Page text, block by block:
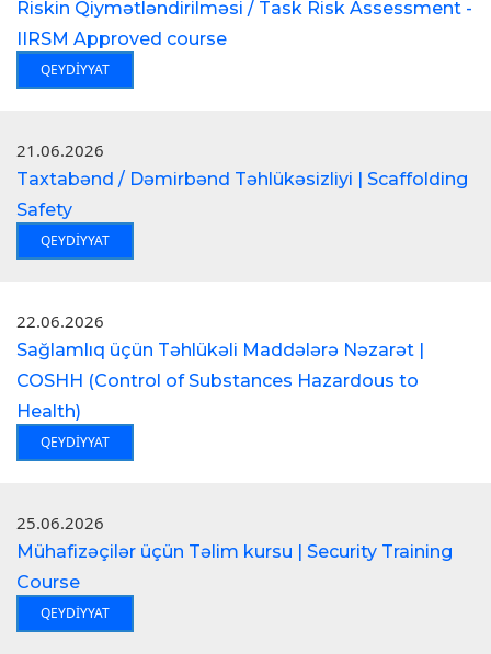
Riskin Qiymətləndirilməsi / Task Risk Assessment -
IIRSM Approved course
QEYDIYYAT
21.06.2026
Taxtabənd / Dəmirbənd Təhlükəsizliyi | Scaffolding
Safety
QEYDIYYAT
22.06.2026
Sağlamlıq üçün Təhlükəli Maddələrə Nəzarət |
COSHH (Control of Substances Hazardous to
Health)
QEYDIYYAT
25.06.2026
Mühafizəçilər üçün Təlim kursu | Security Training
Course
QEYDIYYAT